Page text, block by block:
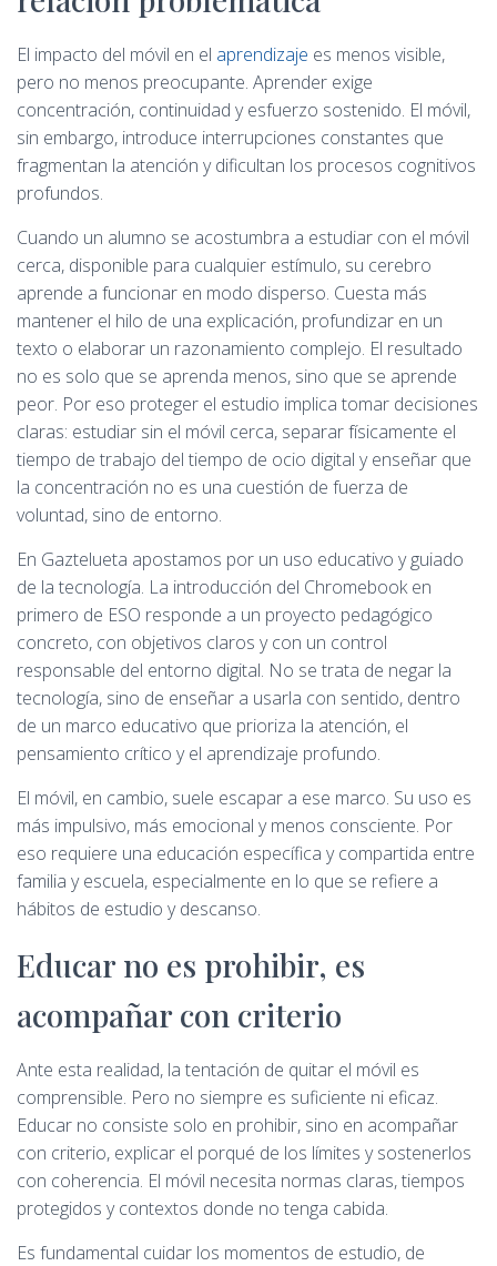
El impacto del móvil en el aprendizaje es menos visible,
pero no menos preocupante. Aprender exige
concentración, continuidad y esfuerzo sostenido. El móvil,
sin embargo, introduce interrupciones constantes que
fragmentan la atención y dificultan los procesos cognitivos
profundos.
Cuando un alumno se acostumbra a estudiar con el móvil
cerca, disponible para cualquier estímulo, su cerebro
aprende a funcionar en modo disperso. Cuesta más
mantener el hilo de una explicación, profundizar en un
texto o elaborar un razonamiento complejo. El resultado
no es solo que se aprenda menos, sino que se aprende
peor. Por eso proteger el estudio implica tomar decisiones
claras: estudiar sin el móvil cerca, separar físicamente el
tiempo de trabajo del tiempo de ocio digital y enseñar que
la concentración no es una cuestión de fuerza de
voluntad, sino de entorno.
En Gaztelueta apostamos por un uso educativo y guiado
de la tecnología. La introducción del Chromebook en
primero de ESO responde a un proyecto pedagógico
concreto, con objetivos claros y con un control
responsable del entorno digital. No se trata de negar la
tecnología, sino de enseñar a usarla con sentido, dentro
de un marco educativo que prioriza la atención, el
pensamiento crítico y el aprendizaje profundo.
El móvil, en cambio, suele escapar a ese marco. Su uso es
más impulsivo, más emocional y menos consciente. Por
eso requiere una educación específica y compartida entre
familia y escuela, especialmente en lo que se refiere a
hábitos de estudio y descanso.
Educar no es prohibir, es
acompañar con criterio
Ante esta realidad, la tentación de quitar el móvil es
comprensible. Pero no siempre es suficiente ni eficaz.
Educar no consiste solo en prohibir, sino en acompañar
con criterio, explicar el porqué de los límites y sostenerlos
con coherencia. El móvil necesita normas claras, tiempos
protegidos y contextos donde no tenga cabida.
Es fundamental cuidar los momentos de estudio, de